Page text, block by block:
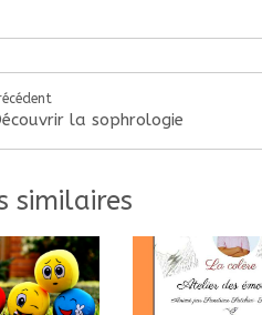
la sophrologie
similaires